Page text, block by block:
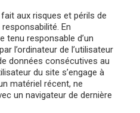
aux risques et périls de
En
tenu responsable d’un
l’ordinateur de l’utilisateur
données consécutives au
du site s’engage à
matériel récent, ne
un navigateur de dernière